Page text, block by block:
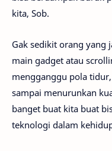
kita, Sob.
Gak sedikit orang yang
main gadget atau
mengganggu pola
sampai menurunkan
banget buat kita buat
teknologi dalam